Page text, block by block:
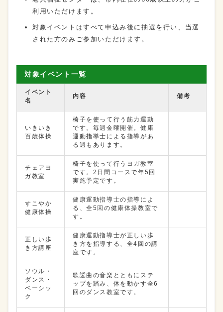
利用いただけます。
対象イベントはすべて申込み後に抽選を行い、当選
された方のみご参加いただけます。
対象イベント一覧
イベント
名
内容 備考
いきいき
百歳体操
椅子を使って行う筋力運動
です。毎週金曜開催。健康
運動指導士による指導があ
る週もあります。
チェアヨ
ガ教室
椅子を使って行うヨガ教室
です。2日間コースで年5回
実施予定です。
すこやか
健康体操
健康運動指導士の指導によ
る、全5回の健康体操教室で
す。
正しい歩
き方講座
健康運動指導士が正しい歩
き方を指導する、全4回の講
座です。
ソウル・
ダンス・
ベーシッ
ク
歌謡曲の音楽とともにステ
ップを踏み、体を動かす全6
回のダンス教室です。